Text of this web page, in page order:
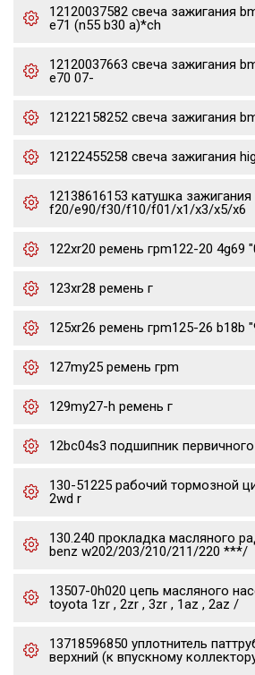
12120037582 свеча зажигания
e71 (n55 b30 a)*ch
12120037663 свеча зажигания
e70 07-
12122158252 свеча зажигания
12122455258 свеча зажигания
12138616153 катушка
f20/e90/f30/f10/f01/x1/x3/x5/x6
122xr20 ремень грm122-20 4g69
123xr28 ремень г
125xr26 ремень грm125-26 b18b
127my25 ремень грm
129my27-h ремень г
12bc04s3 подшипник
130-51225 рабочий тормозной
2wd r
130.240 прокладка масляного
benz w202/203/210/211/220 ***/
13507-0h020 цепь масляного
toyota 1zr , 2zr , 3zr , 1az , 2az /
13718596850 уплотнитель
верхний (к впускному